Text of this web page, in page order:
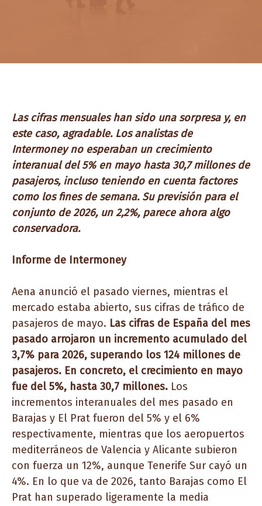
Las cifras mensuales han sido una sorpresa y, en
este caso, agradable. Los analistas de
Intermoney no esperaban un crecimiento
interanual del 5% en mayo hasta 30,7 millones de
pasajeros, incluso teniendo en cuenta factores
como los fines de semana. Su previsión para el
conjunto de 2026, un 2,2%, parece ahora algo
conservadora.
Informe de Intermoney
Aena anunció el pasado viernes, mientras el
mercado estaba abierto, sus cifras de tráfico de
pasajeros de mayo. Las cifras de España del mes
pasado arrojaron un incremento acumulado del
3,7% para 2026, superando los 124 millones de
pasajeros. En concreto, el crecimiento en mayo
fue del 5%, hasta 30,7 millones. Los
incrementos interanuales del mes pasado en
Barajas y El Prat fueron del 5% y el 6%
respectivamente, mientras que los aeropuertos
mediterráneos de Valencia y Alicante subieron
con fuerza un 12%, aunque Tenerife Sur cayó un
4%. En lo que va de 2026, tanto Barajas como El
Prat han superado ligeramente la media